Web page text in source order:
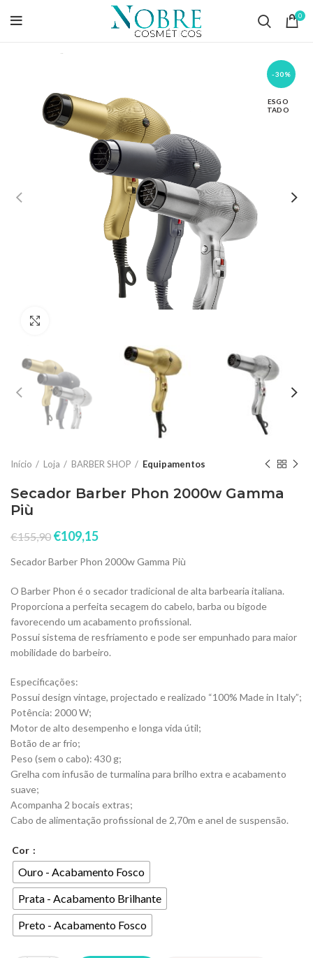
0
-30%
ESGO
TADO
Início Loja BARBER SHOP Equipamentos
Secador Barber Phon 2000w Gamma
Più
€155,90 €109,15
Secador Barber Phon 2000w Gamma Più
O Barber Phon é o secador tradicional de alta barbearia italiana.
Proporciona a perfeita secagem do cabelo, barba ou bigode
favorecendo um acabamento profissional.
Possui sistema de resfriamento e pode ser empunhado para maior
mobilidade do barbeiro.
Especificações:
Possui design vintage, projectado e realizado “100% Made in Italy”;
Potência: 2000 W;
Motor de alto desempenho e longa vida útil;
Botão de ar frio;
Peso (sem o cabo): 430 g;
Grelha com infusão de turmalina para brilho extra e acabamento
suave;
Acompanha 2 bocais extras;
Cabo de alimentação profissional de 2,70m e anel de suspensão.
Cor
Ouro - Acabamento Fosco
Prata - Acabamento Brilhante
Preto - Acabamento Fosco